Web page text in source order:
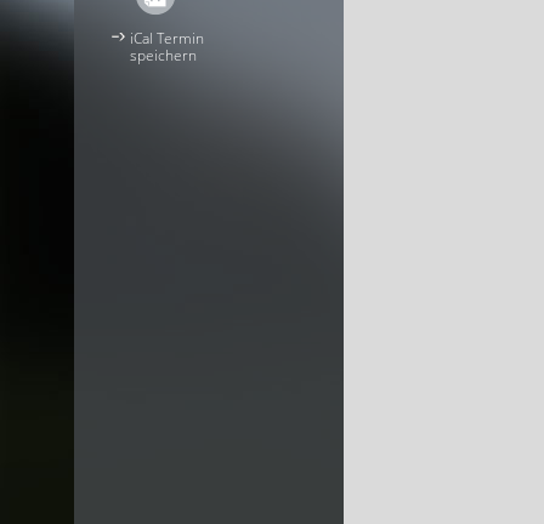
iCal Termin
speichern